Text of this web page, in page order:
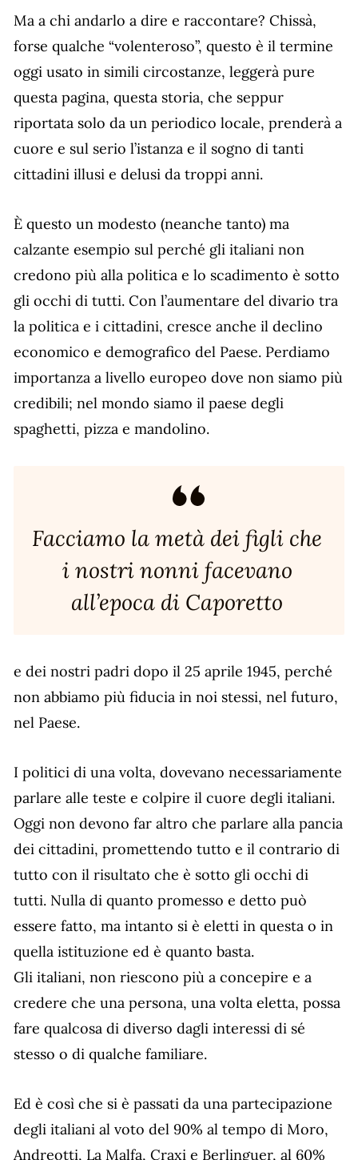
Ma a chi andarlo a dire e raccontare? Chissà,
forse qualche “volenteroso”, questo è il termine
oggi usato in simili circostanze, leggerà pure
questa pagina, questa storia, che seppur
riportata solo da un periodico locale, prenderà a
cuore e sul serio l’istanza e il sogno di tanti
cittadini illusi e delusi da troppi anni.
È questo un modesto (neanche tanto) ma
calzante esempio sul perché gli italiani non
credono più alla politica e lo scadimento è sotto
gli occhi di tutti. Con l’aumentare del divario tra
la politica e i cittadini, cresce anche il declino
economico e demografico del Paese. Perdiamo
importanza a livello europeo dove non siamo più
credibili; nel mondo siamo il paese degli
spaghetti, pizza e mandolino.
Facciamo la metà dei figli che
i nostri nonni facevano
all’epoca di Caporetto
e dei nostri padri dopo il 25 aprile 1945, perché
non abbiamo più fiducia in noi stessi, nel futuro,
nel Paese.
I politici di una volta, dovevano necessariamente
parlare alle teste e colpire il cuore degli italiani.
Oggi non devono far altro che parlare alla pancia
dei cittadini, promettendo tutto e il contrario di
tutto con il risultato che è sotto gli occhi di
tutti. Nulla di quanto promesso e detto può
essere fatto, ma intanto si è eletti in questa o in
quella istituzione ed è quanto basta.
Gli italiani, non riescono più a concepire e a
credere che una persona, una volta eletta, possa
fare qualcosa di diverso dagli interessi di sé
stesso o di qualche familiare.
Ed è così che si è passati da una partecipazione
degli italiani al voto del 90% al tempo di Moro,
Andreotti, La Malfa, Craxi e Berlinguer, al 60%